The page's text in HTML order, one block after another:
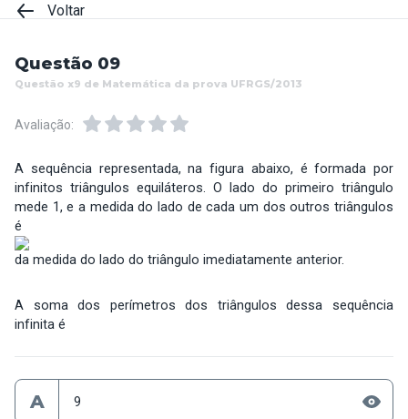
Voltar
Questão 09
Questão x9 de Matemática da prova UFRGS/2013
Avaliação:
A sequência representada, na figura abaixo, é formada por
infinitos triângulos equiláteros. O lado do primeiro triângulo
mede 1, e a medida do lado de cada um dos outros triângulos
é
da medida do lado do triângulo imediatamente anterior.
A soma dos perímetros dos triângulos dessa sequência
infinita é
A 9